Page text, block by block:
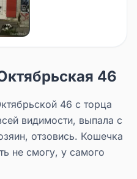
46
46 с торца
видимости, выпала с
отзовись. Кошечка
не смогу, у самого